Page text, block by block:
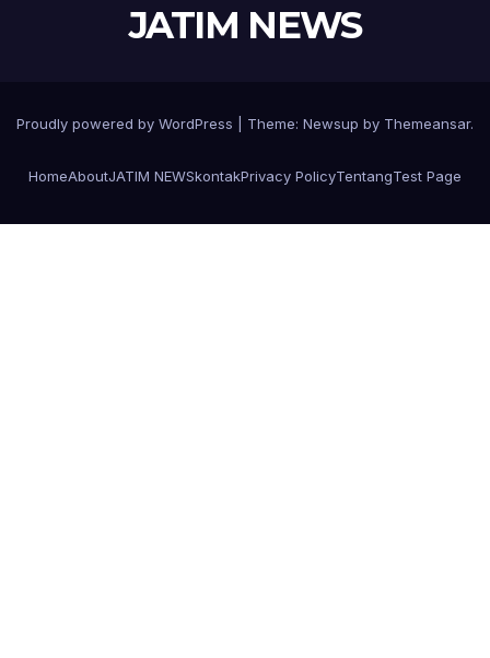
JATIM NEWS
Proudly powered by WordPress Theme: Newsup by Themeansar.
HomeAboutJATIM NEWSkontakPrivacy PolicyTentangTest Page